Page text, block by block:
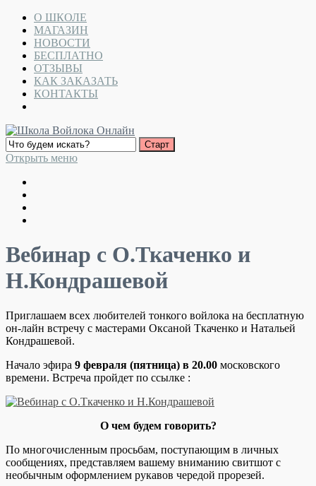
О ШКОЛЕ
МАГАЗИН
НОВОСТИ
БЕСПЛАТНО
ОТЗЫВЫ
КАК ЗАКАЗАТЬ
КОНТАКТЫ
Открыть меню
Вебинар с О.Ткаченко и
Н.Кондрашевой
Приглашаем всех любителей тонкого войлока на бесплатную
он-лайн встречу с мастерами Оксаной Ткаченко и Натальей
Кондрашевой.
Начало эфира 9 февраля (пятница) в 20.00 московского
времени. Встреча пройдет по ссылке :
О чем будем говорить?
По многочисленным просьбам, поступающим в личных
сообщениях, представляем вашему вниманию свитшот с
необычным оформлением рукавов чередой прорезей.